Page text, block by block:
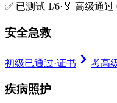
✅ 已测试 1/6· 🏅 高级通过
安全急救
初级已通过·证书 考高
疾病照护